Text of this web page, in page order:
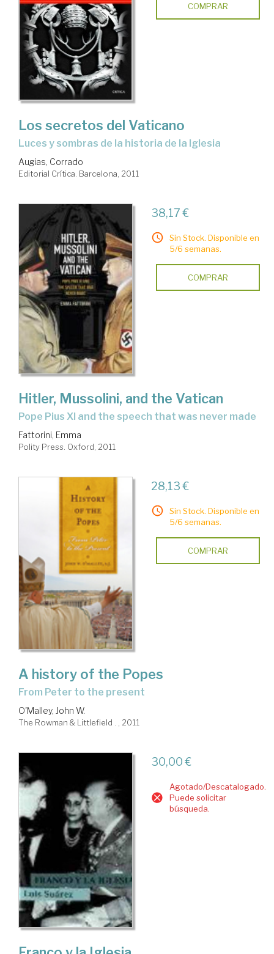
COMPRAR
Los secretos del Vaticano
luces y sombras de la historia de la Iglesia
Augias, Corrado
Editorial Crítica. Barcelona, 2011
38,17 €
Sin Stock. Disponible en
5/6 semanas.
COMPRAR
Hitler, Mussolini, and the Vatican
Pope Pius XI and the speech that was never made
Fattorini, Emma
Polity Press. Oxford, 2011
28,13 €
Sin Stock. Disponible en
5/6 semanas.
COMPRAR
A history of the Popes
From Peter to the present
O'Malley, John W.
The Rowman & Littlefield . , 2011
30,00 €
Agotado/Descatalogado.
Puede solicitar
búsqueda.